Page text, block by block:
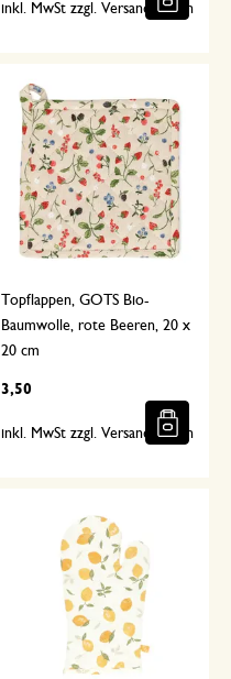
inkl. MwSt zzgl. Versandkosten
Topflappen, GOTS Bio-
Baumwolle, rote Beeren, 20 x
20 cm
3,50
inkl. MwSt zzgl. Versandkosten